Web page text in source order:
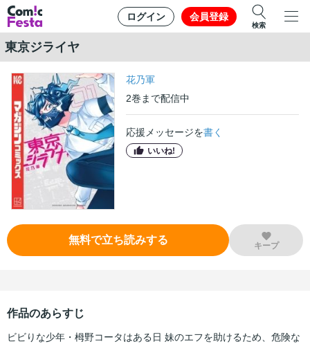
ログイン 会員登録
検索
東京ジライヤ
花乃軍
2巻 まで配信中
応援メッセージを書く
いいね!
無料で立ち読みする キープ
作品のあらすじ
ビビりな少年・栂野コータはある日 妹のエフを助けるため、危険な